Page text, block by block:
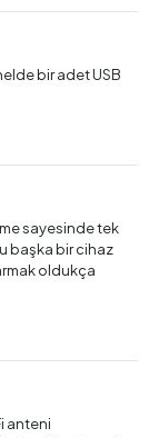
bir adet USB
sayesinde tek
başka bir cihaz
oldukça
anteni